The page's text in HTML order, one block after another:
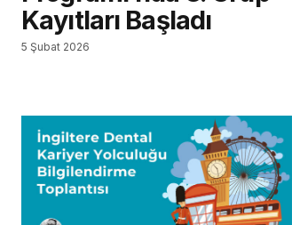
Kayıtları Başladı
5 Şubat 2026